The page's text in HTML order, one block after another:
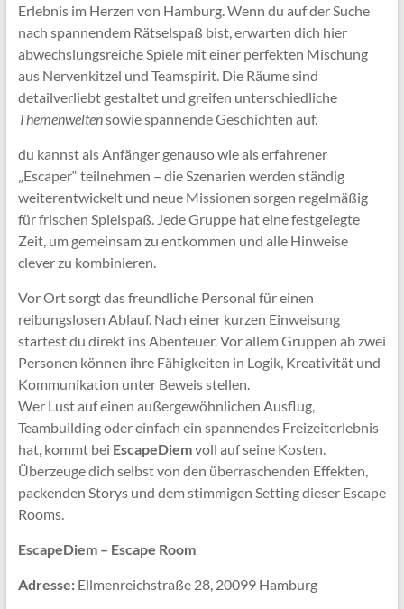
Erlebnis im Herzen von Hamburg. Wenn du auf der Suche
nach spannendem Rätselspaß bist, erwarten dich hier
abwechslungsreiche Spiele mit einer perfekten Mischung
aus Nervenkitzel und Teamspirit. Die Räume sind
detailverliebt gestaltet und greifen unterschiedliche
Themenweltensowie spannende Geschichten auf.
du kannst als Anfänger genauso wie als erfahrener
„Escaper“ teilnehmen – die Szenarien werden ständig
weiterentwickelt und neue Missionen sorgen regelmäßig
für frischen Spielspaß. Jede Gruppe hat eine festgelegte
Zeit, um gemeinsam zu entkommen und alle Hinweise
clever zu kombinieren.
Vor Ort sorgt das freundliche Personal für einen
reibungslosen Ablauf. Nach einer kurzen Einweisung
startest du direkt ins Abenteuer. Vor allem Gruppen ab zwei
Personen können ihre Fähigkeiten in Logik, Kreativität und
Kommunikation unter Beweis stellen.
Wer Lust auf einen außergewöhnlichen Ausflug,
Teambuilding oder einfach ein spannendes Freizeiterlebnis
hat, kommt bei EscapeDiemvoll auf seine Kosten.
Überzeuge dich selbst von den überraschenden Effekten,
packenden Storys und dem stimmigen Setting dieser Escape
Rooms.
EscapeDiem – Escape Room
Adresse:Ellmenreichstraße 28, 20099 Hamburg